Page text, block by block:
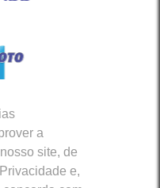
a
site, de
e,
Sociais